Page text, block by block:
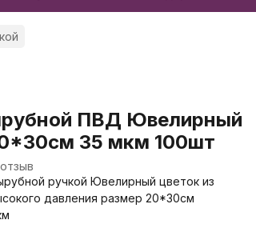
ПВД Ювелирный
35 мкм 100шт
ручкой Ювелирный цветок из
давления размер 20*30см